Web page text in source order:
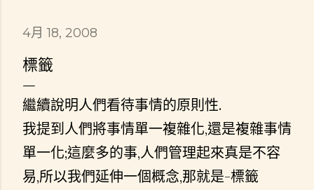
4月 18, 2008
標籤
繼續說明人們看待事情的原則性.
我提到人們將事情單一複雜化,還是複雜事情
單一化;這麼多的事,人們管理起來真是不容
易,所以我們延伸一個概念,那就是-標籤